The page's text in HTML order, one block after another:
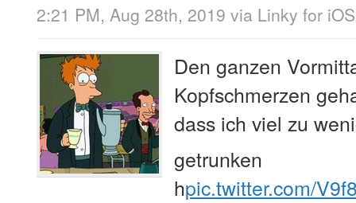
2:21 PM, Aug 28th, 2019 via Linky for iOS
Den ganzen
Kopfschmerzen
dass ich viel zu
getrunken
hpic.twitter.com/